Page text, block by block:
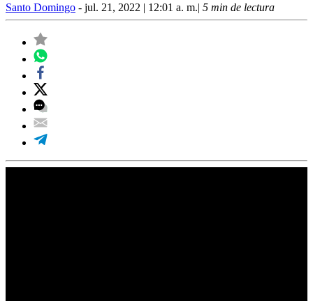
Santo Domingo - jul. 21, 2022 | 12:01 a. m.| 5 min de lectura